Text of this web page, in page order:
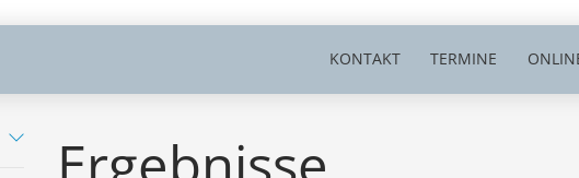
KONTAKT TERMINE